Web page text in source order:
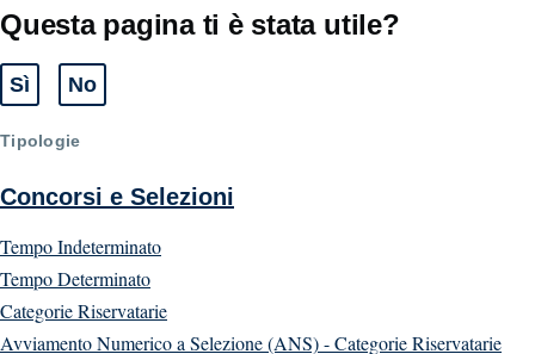
Questa pagina ti è stata utile?
Sì
Tipologie
Concorsi e Selezioni
Tempo Indeterminato
Tempo Determinato
Categorie Riservatarie
Avviamento Numerico a Selezione (ANS) - Categorie Riservatarie